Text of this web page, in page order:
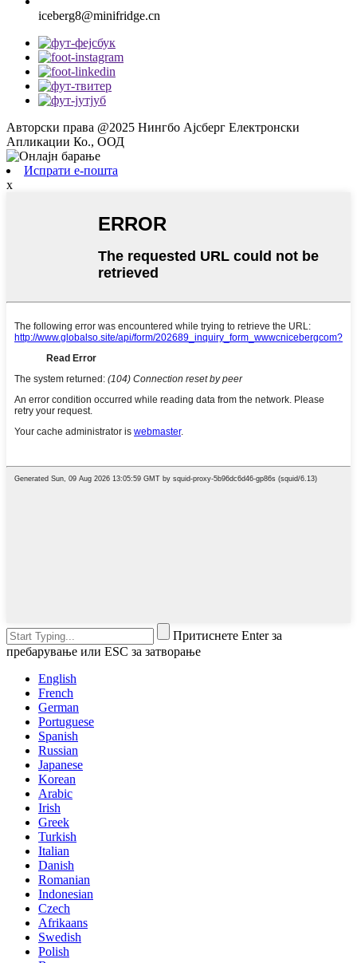
iceberg8@minifridge.cn
Авторски права @2025 Нингбо Ајсберг Електронски
Апликации Ко., ООД
Испрати е-пошта
x
Притиснете Enter за
пребарување или ESC за затворање
English
French
German
Portuguese
Spanish
Russian
Japanese
Korean
Arabic
Irish
Greek
Turkish
Italian
Danish
Romanian
Indonesian
Czech
Afrikaans
Swedish
Polish